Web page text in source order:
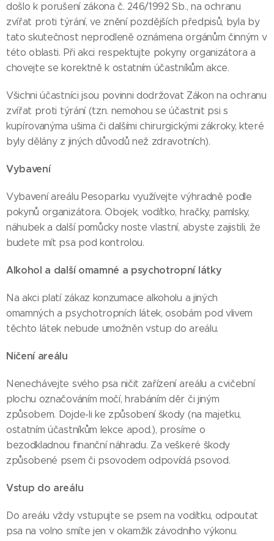
došlo k porušení zákona č. 246/1992 Sb., na ochranu
zvířat proti týrání, ve znění pozdějších předpisů, byla by
tato skutečnost neprodleně oznámena orgánům činným v
této oblasti. Při akci respektujte pokyny organizátora a
chovejte se korektně k ostatním účastníkům akce.
Všichni účastníci jsou povinni dodržovat Zákon na ochranu
zvířat proti týrání (tzn. nemohou se účastnit psi s
kupírovanýma ušima či dalšími chirurgickými zákroky, které
byly dělány z jiných důvodů než zdravotních).
Vybavení
Vybavení areálu Pesoparku využívejte výhradně podle
pokynů organizátora. Obojek, vodítko, hračky, pamlsky,
náhubek a další pomůcky noste vlastní, abyste zajistili, že
budete mít psa pod kontrolou.
Alkohol a další omamné a psychotropní látky
Na akci platí zákaz konzumace alkoholu a jiných
omamných a psychotropních látek, osobám pod vlivem
těchto látek nebude umožněn vstup do areálu.
Ničení areálu
Nenechávejte svého psa ničit zařízení areálu a cvičební
plochu označováním močí, hrabáním děr či jiným
způsobem. Dojde-li ke způsobení škody (na majetku,
ostatním účastníkům lekce apod.), prosíme o
bezodkladnou finanční náhradu. Za veškeré škody
způsobené psem či psovodem odpovídá psovod.
Vstup do areálu
Do areálu vždy vstupujte se psem na vodítku, odpoutat
psa na volno smíte jen v okamžik závodního výkonu.